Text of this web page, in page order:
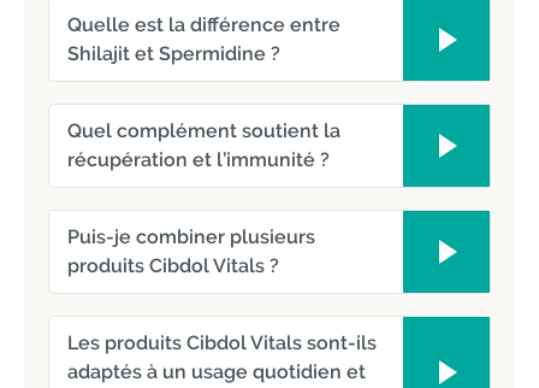
Quelle est la différence entre
Shilajit et Spermidine ?
Quel complément soutient la
récupération et l’immunité ?
Puis-je combiner plusieurs
produits Cibdol Vitals ?
Les produits Cibdol Vitals sont-ils
adaptés à un usage quotidien et